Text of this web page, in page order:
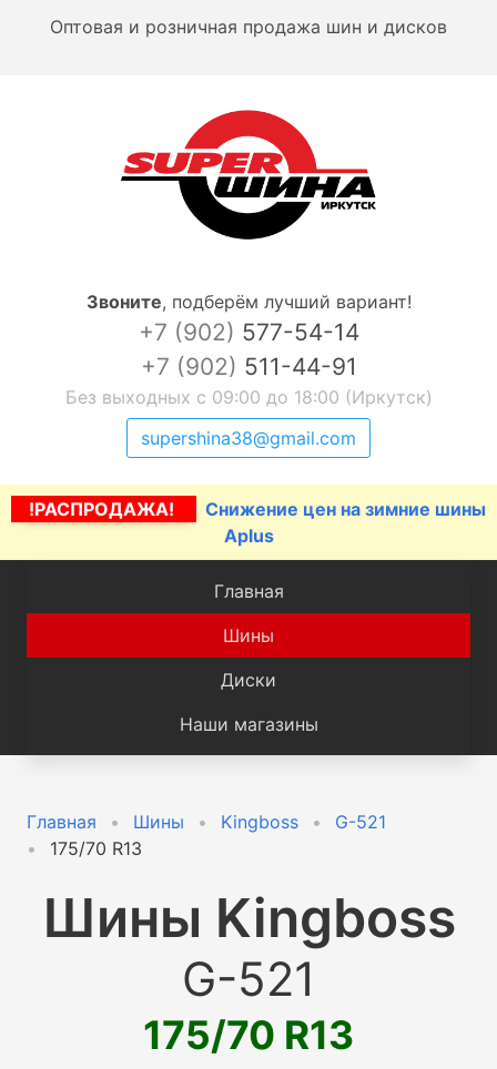
Оптовая и розничная продажа шин и дисков
Звоните, подберём лучший вариант!
+7 (902) 577-54-14
+7 (902) 511-44-91
Без выходных с 09:00 до 18:00 (Иркутск)
supershina38@gmail.com
!РАСПРОДАЖА!
Снижение цен на зимние шины
Aplus
Главная
Шины
Диски
Наши магазины
Главная Шины Kingboss
G-521
175/70 R13
Шины Kingboss
G-521
175/70 R13